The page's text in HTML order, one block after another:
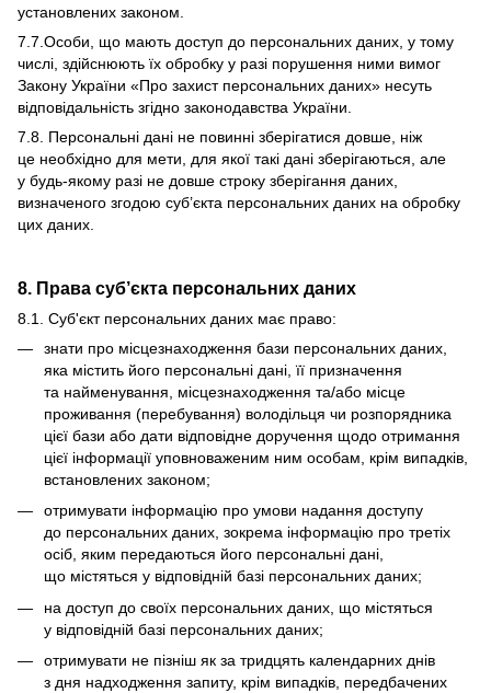
установлених законом.
7.7.Особи, що мають доступ до персональних даних, у тому
числі, здійснюють їх обробку у разі порушення ними вимог
Закону України «Про захист персональних даних» несуть
відповідальність згідно законодавства України.
7.8. Персональні дані не повинні зберігатися довше, ніж
це необхідно для мети, для якої такі дані зберігаються, але
у будь-якому разі не довше строку зберігання даних,
визначеного згодою суб’єкта персональних даних на обробку
цих даних.
8. Права суб’єкта персональних даних
8.1. Суб'єкт персональних даних має право:
знати про місцезнаходження бази персональних даних,
яка містить його персональні дані, її призначення
та найменування, місцезнаходження та/або місце
проживання (перебування) володільця чи розпорядника
цієї бази або дати відповідне доручення щодо отримання
цієї інформації уповноваженим ним особам, крім випадків,
встановлених законом;
отримувати інформацію про умови надання доступу
до персональних даних, зокрема інформацію про третіх
осіб, яким передаються його персональні дані,
що містяться у відповідній базі персональних даних;
на доступ до своїх персональних даних, що містяться
у відповідній базі персональних даних;
отримувати не пізніш як за тридцять календарних днів
з дня надходження запиту, крім випадків, передбачених